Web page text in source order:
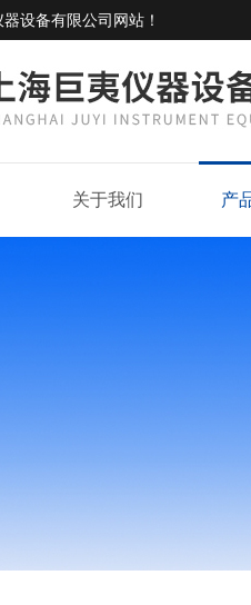
器设备有限公司网站 ！
关于我们 产